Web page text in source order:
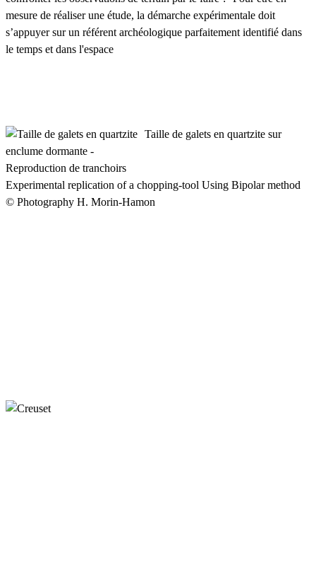
mesure de réaliser une étude, la démarche expérimentale doit
s’appuyer sur un référent archéologique parfaitement identifié dans
le temps et dans l'espace
Taille de galets en quartzite sur
enclume dormante -
Reproduction de tranchoirs
Experimental replication of a chopping-tool Using Bipolar method
© Photography H. Morin-Hamon